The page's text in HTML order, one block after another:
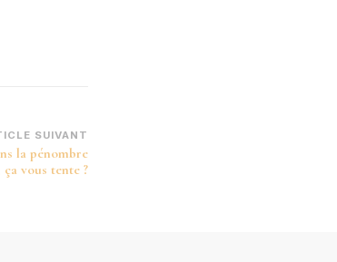
SUIVANT
la pénombre
ça vous tente ?